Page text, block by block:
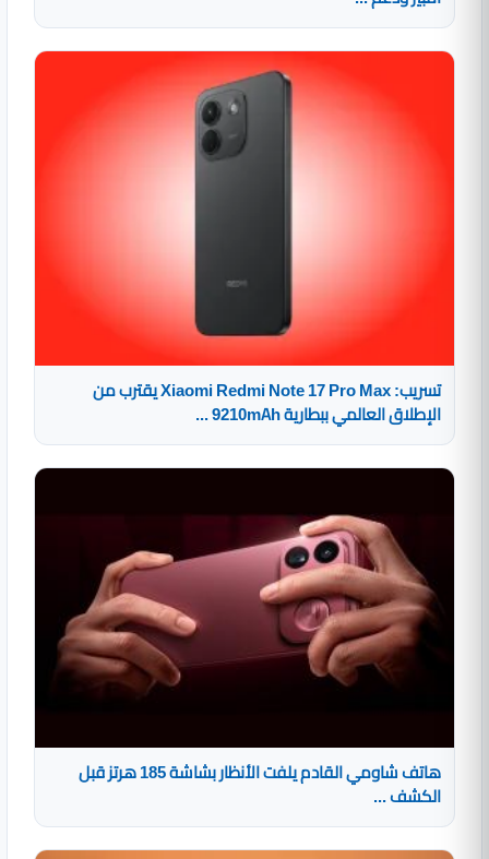
تسريب: Xiaomi Redmi Note 17 Pro Max يقترب من
الإطلاق العالمي ببطارية 9210mAh ...
هاتف شاومي القادم يلفت الأنظار بشاشة 185 هرتز قبل
الكشف ...